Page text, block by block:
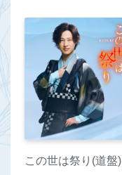
この世は祭り(道盤)